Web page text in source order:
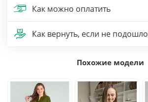
Как можно оплатить
Как вернуть, если не подошло
Похожие модели